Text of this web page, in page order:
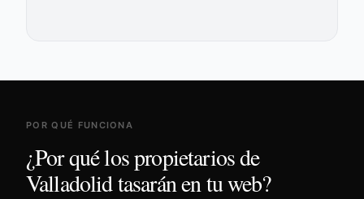
POR QUÉ FUNCIONA
¿Por qué los propietarios de
Valladolidtasarán en tu web?